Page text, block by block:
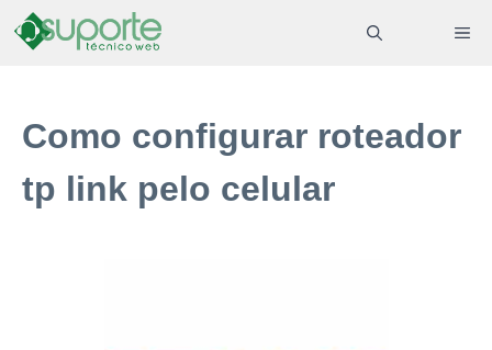
Pular
para
conteúdo
Como configurar roteador
tp link pelo celular